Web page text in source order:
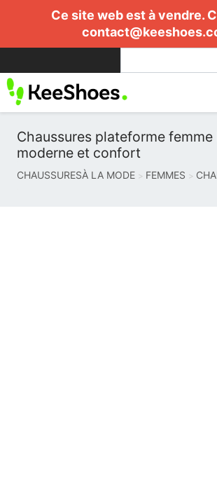
Ce site web est à vendre.
Chaussures plateforme
moderne et confort
CHAUSSURESÀ LA MODE FEMMES